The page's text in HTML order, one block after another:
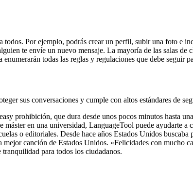
Por ejemplo, podrás crear un perfil, subir una foto e
te envíe un nuevo mensaje. La mayoría de las salas de
todas las reglas y regulaciones que debe seguir
sus conversaciones y cumple con altos estándares de
prohibición, que dura desde unos pocos minutos hasta
en una universidad, LanguageTool puede ayudarte a
o editoriales. Desde hace años Estados Unidos
canción de Estados Unidos. «Felicidades con mucho
para todos los ciudadanos.